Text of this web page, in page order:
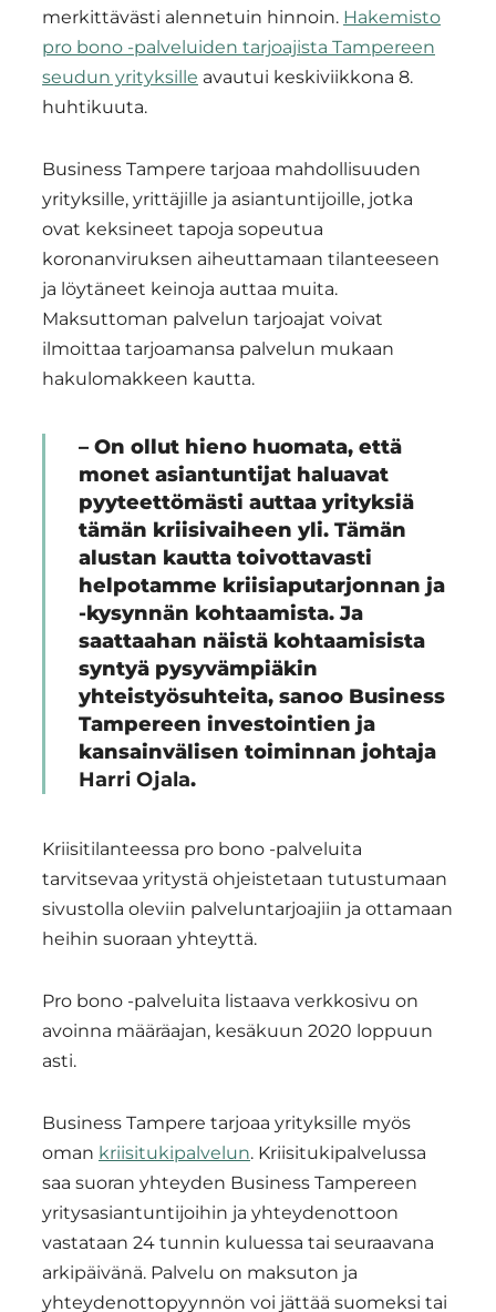
merkittävästi alennetuin hinnoin. Hakemisto
pro bono -palveluiden tarjoajista Tampereen
seudun yrityksille avautui keskiviikkona 8.
huhtikuuta.
Business Tampere tarjoaa mahdollisuuden
yrityksille, yrittäjille ja asiantuntijoille, jotka
ovat keksineet tapoja sopeutua
koronanviruksen aiheuttamaan tilanteeseen
ja löytäneet keinoja auttaa muita.
Maksuttoman palvelun tarjoajat voivat
ilmoittaa tarjoamansa palvelun mukaan
hakulomakkeen kautta.
– On ollut hieno huomata, että
monet asiantuntijat haluavat
pyyteettömästi auttaa yrityksiä
tämän kriisivaiheen yli. Tämän
alustan kautta toivottavasti
helpotamme kriisiaputarjonnan ja
-kysynnän kohtaamista. Ja
saattaahan näistä kohtaamisista
syntyä pysyvämpiäkin
yhteistyösuhteita, sanoo Business
Tampereen investointien ja
kansainvälisen toiminnan johtaja
Harri Ojala.
Kriisitilanteessa pro bono -palveluita
tarvitsevaa yritystä ohjeistetaan tutustumaan
sivustolla oleviin palveluntarjoajiin ja ottamaan
heihin suoraan yhteyttä.
Pro bono -palveluita listaava verkkosivu on
avoinna määräajan, kesäkuun 2020 loppuun
asti.
Business Tampere tarjoaa yrityksille myös
oman kriisitukipalvelun. Kriisitukipalvelussa
saa suoran yhteyden Business Tampereen
yritysasiantuntijoihin ja yhteydenottoon
vastataan 24 tunnin kuluessa tai seuraavana
arkipäivänä. Palvelu on maksuton ja
yhteydenottopyynnön voi jättää suomeksi tai